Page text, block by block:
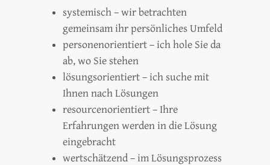
systemisch – wir betrachten
gemeinsam ihr persönliches Umfeld
personenorientiert – ich hole Sie da
ab, wo Sie stehen
lösungsorientiert – ich suche mit
Ihnen nach Lösungen
resourcenorientiert – Ihre
Erfahrungen werden in die Lösung
eingebracht
wertschätzend – im Lösungsprozess